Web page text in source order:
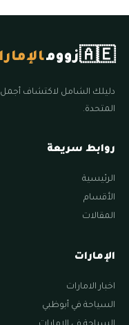
🇦🇪زووم
دليلك الشامل لاكتشاف أجمل
المتحدة.
روابط سريعة
الرئيسية
الأقسام
المقالات
الإمارات
اخبار الامارات
السياحة في أبوظبي